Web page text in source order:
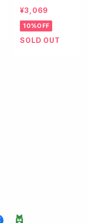
ek RC アルミ製
ハイスピードHV
クーリングファン
30x30 10mm
¥3,069
10%OFF
SOLD OUT